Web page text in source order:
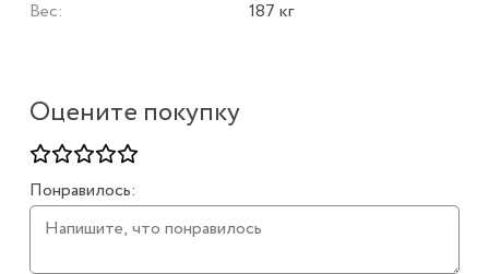
Оцените покупку
Понравилось:
Вес: 187 кг